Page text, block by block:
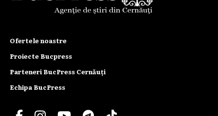
Ofertele noastre
Proiecte Bucpress
Parteneri BucPress Cernăuți
Echipa BucPress